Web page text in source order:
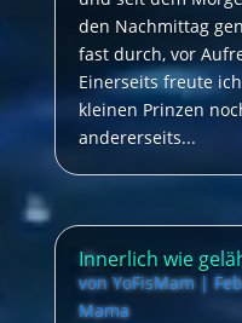
den Nachmittag
fast durch, vor
Einerseits freute
kleinen Prinzen
andererseits...
Innerlich wie
vonYoFisMam|
Mama